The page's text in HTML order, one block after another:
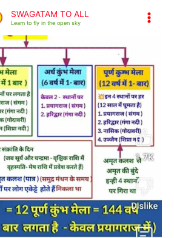
SWAGATAM TO ALL
Learn to fly in the open sky
| महाकुम्भ प्रयागराज 2025